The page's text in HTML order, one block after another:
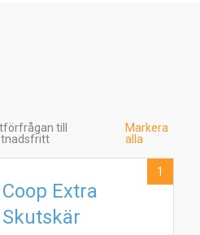
till
Markera
alla
Coop Extra
Skutskär
1